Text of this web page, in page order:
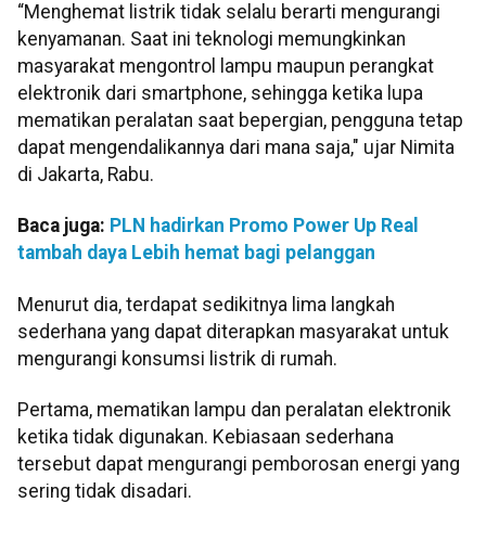
“Menghemat listrik tidak selalu berarti mengurangi
kenyamanan. Saat ini teknologi memungkinkan
masyarakat mengontrol lampu maupun perangkat
elektronik dari smartphone, sehingga ketika lupa
mematikan peralatan saat bepergian, pengguna tetap
dapat mengendalikannya dari mana saja," ujar Nimita
di Jakarta, Rabu.
Baca juga: PLN hadirkan Promo Power Up Real
tambah daya Lebih hemat bagi pelanggan
Menurut dia, terdapat sedikitnya lima langkah
sederhana yang dapat diterapkan masyarakat untuk
mengurangi konsumsi listrik di rumah.
Pertama, mematikan lampu dan peralatan elektronik
ketika tidak digunakan. Kebiasaan sederhana
tersebut dapat mengurangi pemborosan energi yang
sering tidak disadari.